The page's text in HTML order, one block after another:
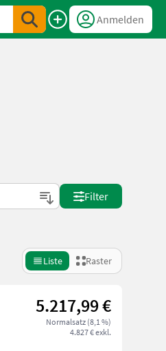
Anmelden
Filter
Liste Raster
5.217,99 €
Normalsatz (8,1 %)
4.827 € exkl.